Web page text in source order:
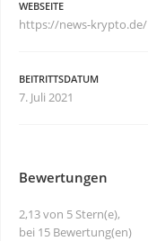
WEBSEITE
https://news-krypto.de/
BEITRITTSDATUM
7. Juli 2021
Bewertungen
2,13 von 5 Stern(e),
bei 15 Bewertung(en)